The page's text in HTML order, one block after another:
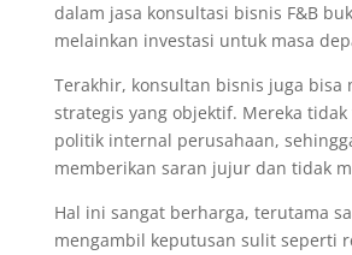
dalam jasa konsultasi bisnis F&B
melainkan investasi untuk masa
Terakhir, konsultan bisnis juga bisa
strategis yang objektif. Mereka
politik internal perusahaan,
memberikan saran jujur dan tidak
Hal ini sangat berharga, terutama
mengambil keputusan sulit seperti